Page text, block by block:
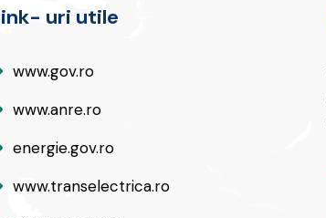
uri utile
www.gov.ro
www.anre.ro
energie.gov.ro
www.transelectrica.ro